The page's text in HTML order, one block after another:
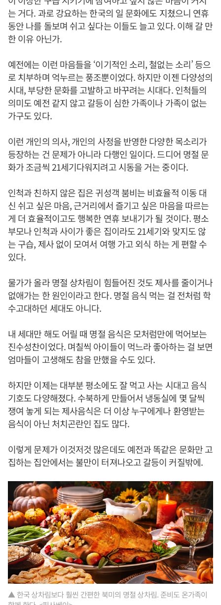
는 거다. 과로 강요하는 한국의 일 문화에도 지쳤으니 연휴
동안 나를 돌보며 쉬고 싶다는 이들도 늘고 있다. 이해 갈 만
한 이유 아닌가.
예전에는 이런 마음들을 ‘이기적인 소리, 철없는 소리’ 등으
로 치부하며 억누르는 풍조뿐이었다. 하지만 이젠 다양성의
시대, 부당한 문화를 고발하고 바꾸려는 시대다. 인척들의
의미도 예전 같지 않고 갈등이 심한 가족이나 가족이 없는
가구도 있다.
이런 개인의 의사, 개인의 사정을 반영한 다양한 목소리가
등장하는 건 문제가 아니라 다행인 일이다. 드디어 명절 문
화가 조금씩 21세기다워지려고 시동을 거는 중이다.
인척과 친하지 않은 집은 귀성객 붐비는 비효율적 이동 대
신 쉬고 싶은 마음, 근거리에서 즐기고 싶은 마음을 따르는
게 더 효율적이고도 행복한 연휴 보내기가 될 것이다. 평소
부모나 인척과 사이가 좋은 집이라도 21세기와 맞지도 않
는 구습, 제사 없이 모여서 여행 가고 외식 하는 게 편할 수
있다.
물가가 올라 명절 상차림이 힘들어진 것도 제사를 줄이거나
없애가는 한 원인이라고 한다. 명절 음식 먹는 걸 전처럼 학
수고대하던 세대도 아니다.
내 세대만 해도 어릴 때 명절 음식은 모처럼만에 먹어보는
진수성찬이었다. 며칠씩 아이들이 먹느라 좋아하는 걸 보면
엄마들이 고생해도 참을 만했을 수도 있다.
하지만 이제는 대부분 평소에도 잘 먹고 사는 시대고 음식
기호도 다양해졌다. 수북하게 만들어서 냉동실에 몇 달씩
쟁여 놓게 되는 제사음식은 더 이상 누구에게나 환영받는
음식이 아닌 처치곤란인 집도 많다.
이렇게 문제가 이것저것 많은데도 예전과 똑같은 문화만 고
집하는 집안에서는 불만이 터져나오고 갈등이 커질밖에.
▲ 한국 상차림보다 훨씬 간편한 북미의 명절 상차림. 준비도 온가족이